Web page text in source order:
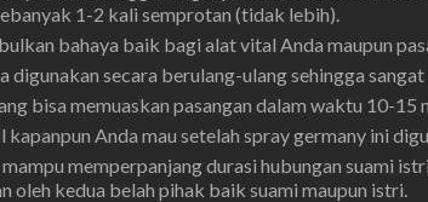
1-2 kali semprotan (tidak lebih).
bahaya baik bagi alat vital Anda maupun
digunakan secara berulang-ulang sehingga
bisa memuaskan pasangan dalam waktu 10-15
Anda mau setelah spray germany ini
memperpanjang durasi hubungan suami
oleh kedua belah pihak baik suami maupun istri.